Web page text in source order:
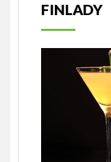
FINLADY